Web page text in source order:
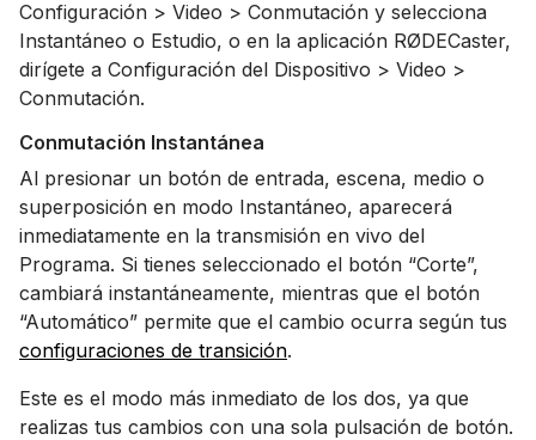
Configuración > Video > Conmutación y selecciona
Instantáneo o Estudio, o en la aplicación RØDECaster,
dirígete a Configuración del Dispositivo > Video >
Conmutación.
Conmutación Instantánea
Al presionar un botón de entrada, escena, medio o
superposición en modo Instantáneo, aparecerá
inmediatamente en la transmisión en vivo del
Programa. Si tienes seleccionado el botón “Corte”,
cambiará instantáneamente, mientras que el botón
“Automático” permite que el cambio ocurra según tus
configuraciones de transición.
Este es el modo más inmediato de los dos, ya que
realizas tus cambios con una sola pulsación de botón.